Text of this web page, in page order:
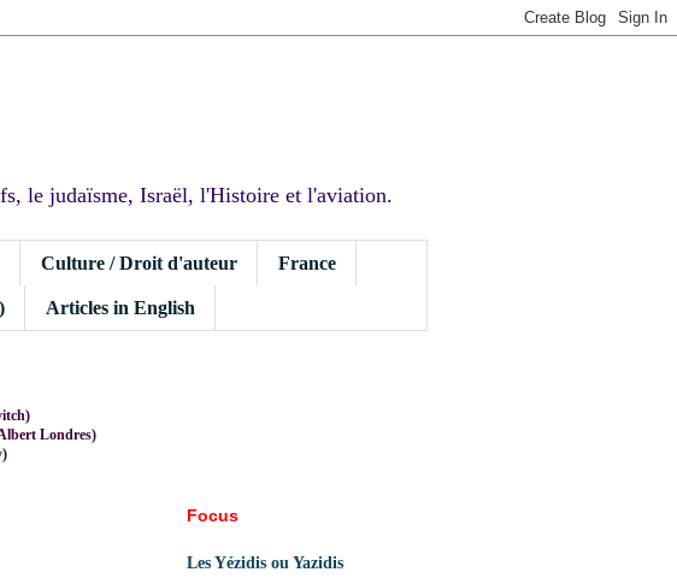
le judaïsme, Israël, l'Histoire et l'aviation.
Culture / Droit d'auteur France
Articles in English
Londres)
Focus
Les Yézidis ou Yazidis